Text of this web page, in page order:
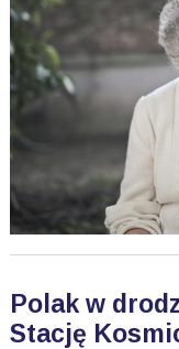
Polak w
Stację